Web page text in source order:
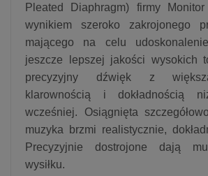
Pleated Diaphragm) firmy
wynikiem szeroko zakrojonego
mającego na celu
jeszcze lepszej jakości wysokich
precyzyjny dźwięk z
klarownością i dokładnością
wcześniej. Osiągnięta
muzyka brzmi realistycznie,
Precyzyjnie dostrojone dają
wysiłku.